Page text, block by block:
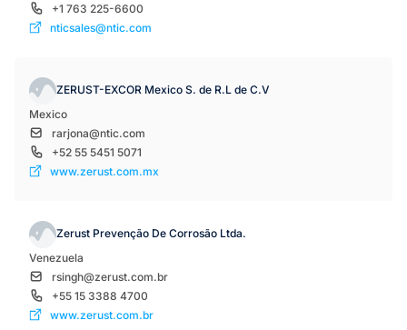
+1 763 225-6600
nticsales@ntic.com
ZERUST-EXCOR Mexico S. de R.L de C.V
Mexico
rarjona@ntic.com
+52 55 5451 5071
www.zerust.com.mx
Zerust Prevenção De Corrosão Ltda.
Venezuela
rsingh@zerust.com.br
+55 15 3388 4700
www.zerust.com.br